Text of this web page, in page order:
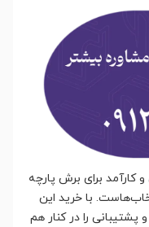
کارآمد برای برش پارچه
با خرید این
پشتیبانی را در کنار هم